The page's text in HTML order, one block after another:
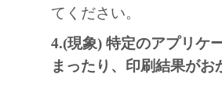
てください。
4.(現象) 特定のアプリケ
まったり、印刷結果が